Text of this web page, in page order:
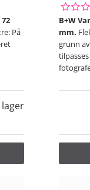
På
lager
B+W
mm.
grunn